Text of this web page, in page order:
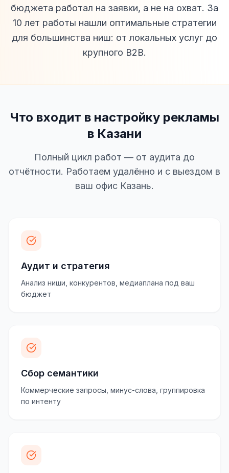
бюджета работал на заявки, а не на охват. За
10 лет работы нашли оптимальные стратегии
для большинства ниш: от локальных услуг до
крупного B2B.
Что входит в настройку рекламы
в Казани
Полный цикл работ — от аудита до
отчётности. Работаем удалённо и с выездом в
ваш офис Казань.
Аудит и стратегия
Анализ ниши, конкурентов, медиаплана под ваш
бюджет
Сбор семантики
Коммерческие запросы, минус-слова, группировка
по интенту